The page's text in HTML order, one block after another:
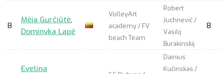
8
Mėja Gurčiūtė,
Dominyka Lapė
VolleyArt
academy / FV
beach Team
Robert
Juchnevič /
Vasilij
Burakinskij
8
Evelina
Dainius
Kučinskas /